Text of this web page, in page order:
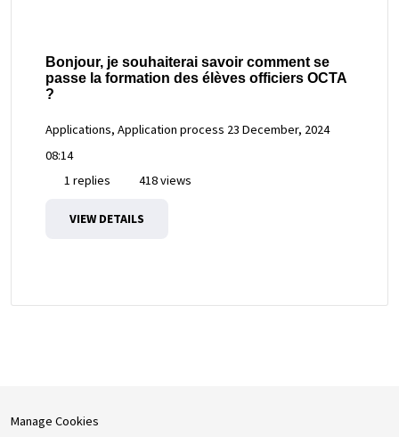
Bonjour, je souhaiterai savoir comment se
passe la formation des élèves officiers OCTA
?
Applications, Application process 23 December, 2024
08:14
1 replies
418 views
VIEW DETAILS
Manage Cookies